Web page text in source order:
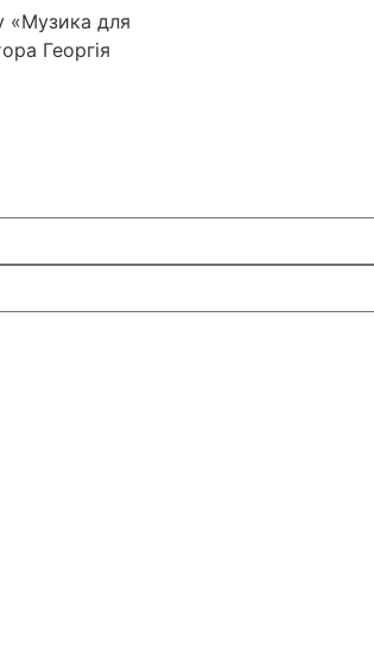
«Музика для
Георгія